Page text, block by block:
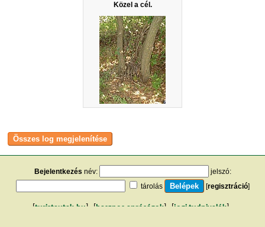
Közel a cél.
Bejelentkezés név:
jelszó:
tárolás
[regisztráció]
[turistautak.hu ] [hasznos apróságok] [jogi tudnivalók]